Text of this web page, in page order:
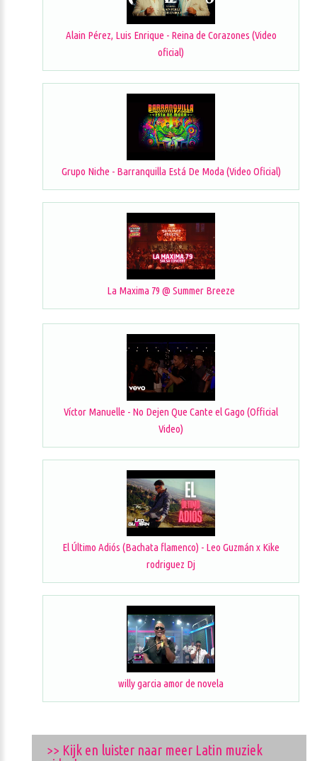
Alain Pérez, Luis Enrique - Reina de Corazones (Video
oficial)
Grupo Niche - Barranquilla Está De Moda (Video Oficial)
La Maxima 79 @ Summer Breeze
Víctor Manuelle - No Dejen Que Cante el Gago (Official
Video)
El Último Adiós (Bachata flamenco) - Leo Guzmán x Kike
rodriguez Dj
willy garcia amor de novela
>> Kijk en luister naar meer Latin muziek